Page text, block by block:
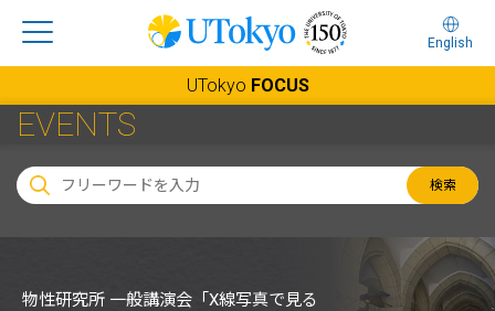
English
UTokyo FOCUS
EVENTS
検索
物性研究所 一般講演会「X線写真で見る